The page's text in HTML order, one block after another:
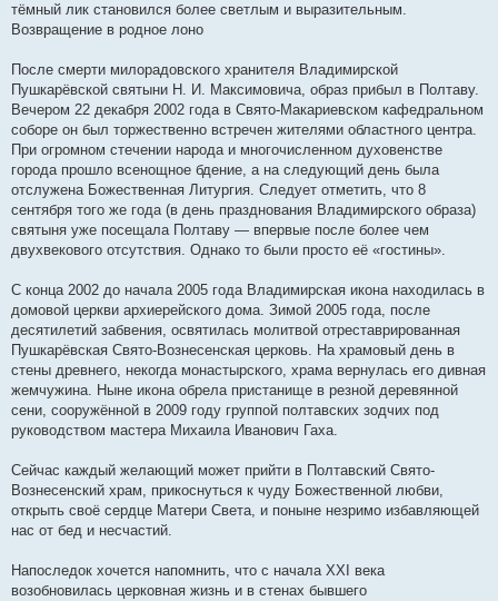
тёмный лик становился более светлым и выразительным.
Возвращение в родное лоно
После смерти милорадовского хранителя Владимирской
Пушкарёвской святыни Н. И. Максимовича, образ прибыл в Полтаву.
Вечером 22 декабря 2002 года в Свято-Макариевском кафедральном
соборе он был торжественно встречен жителями областного центра.
При огромном стечении народа и многочисленном духовенстве
города прошло всенощное бдение, а на следующий день была
отслужена Божественная Литургия. Следует отметить, что 8
сентября того же года (в день празднования Владимирского образа)
святыня уже посещала Полтаву — впервые после более чем
двухвекового отсутствия. Однако то были просто её «гостины».
С конца 2002 до начала 2005 года Владимирская икона находилась в
домовой церкви архиерейского дома. Зимой 2005 года, после
десятилетий забвения, освятилась молитвой отреставрированная
Пушкарёвская Свято-Вознесенская церковь. На храмовый день в
стены древнего, некогда монастырского, храма вернулась его дивная
жемчужина. Ныне икона обрела пристанище в резной деревянной
сени, сооружённой в 2009 году группой полтавских зодчих под
руководством мастера Михаила Иванович Гаха.
Сейчас каждый желающий может прийти в Полтавский Свято-
Вознесенский храм, прикоснуться к чуду Божественной любви,
открыть своё сердце Матери Света, и поныне незримо избавляющей
нас от бед и несчастий.
Напоследок хочется напомнить, что с начала ХХI века
возобновилась церковная жизнь и в стенах бывшего